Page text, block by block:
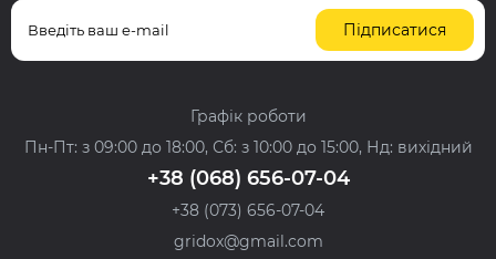
Підписатися
Графік роботи
Пн-Пт: з 09:00 до 18:00, Сб: з 10:00 до 15:00, Нд: вихідний
+38 (068) 656-07-04
+38 (073) 656-07-04
gridox@gmail.com